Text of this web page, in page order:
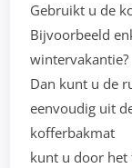
Gebruikt u de
Bijvoorbeeld
wintervakantie?
Dan kunt u de
eenvoudig uit
kofferbakmat
kunt u door het